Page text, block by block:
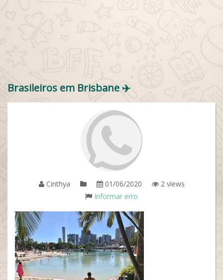
Brasileiros em Brisbane ✈️
Cinthya 01/06/2020
2 views
Informar erro